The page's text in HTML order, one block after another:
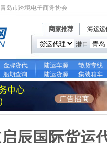
青岛市跨境电子商务协会
商家推荐 海运运
港口
金牌货代 陆运车源
散货专线
船期查询 陆运货源 集装箱车
辰国际货运